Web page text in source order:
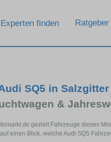
Experten finden Ratgeber
SQ5 in
&
gezielt Fahrzeuge dieses
einen Blick, welche Audi SQ5